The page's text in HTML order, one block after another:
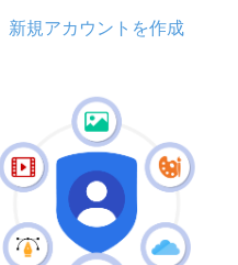
新規アカウントを作成